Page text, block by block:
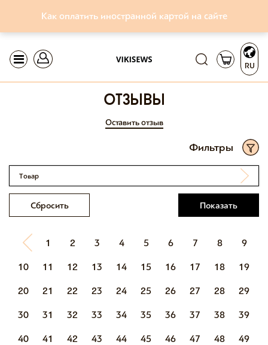
Как оплатить иностранной картой на сайте
RU
отзывы
Оставить отзыв
Фильтры
Товар
Сбросить Показать
1 2 3 4 5 6 7 8 9
10 11 12 13 14 15 16 17 18 19
20 21 22 23 24 25 26 27 28 29
30 31 32 33 34 35 36 37 38 39
40 41 42 43 44 45 46 47 48 49